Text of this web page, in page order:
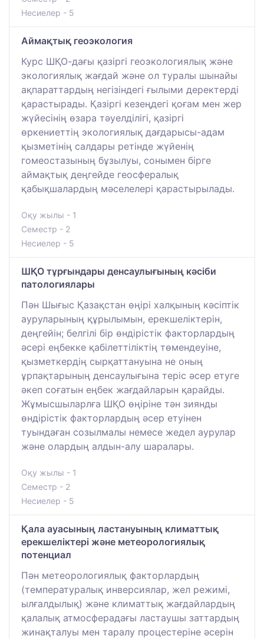
Несиелер - 5
Аймақтық геоэкология
Курс ШҚО-дағы қазіргі геоэкологиялық және
экологиялық жағдай және ол туралы шынайы
ақпараттардың негізіндегі ғылыми деректерді
қарастырады. Қазіргі кезеңдегі қоғам мен жер
жүйесінің өзара тәуелділігі, қазіргі
өркениеттің экологиялық дағдарысы-адам
қызметінің салдары ретінде жүйенің
гомеостазының бұзылуы, сонымен бірге
аймақтық деңгейде геосфералық
қабықшалардың мәселелері қарастырылады.
Оқу жылы - 1
Семестр - 2
Несиелер - 5
ШҚО тұрғындары денсаулығының кәсіби
патологиялары
Пән Шығыс Қазақстан өңірі халқының кәсіптік
ауруларының құрылымын, ерекшеліктерін,
деңгейін; белгілі бір өндірістік факторлардың
әсері еңбекке қабілеттіліктің төмендеуіне,
қызметкердің сырқаттануына не оның
ұрпақтарының денсаулығына теріс әсер етуге
әкеп соғатын еңбек жағдайларын қарайды.
Жұмысшыларлға ШҚО өңіріне тән зиянды
өндірістік факторлардың әсер етуінен
туындаған созылмалы немесе жедел аурулар
және олардың алдын-алу шаралары.
Оқу жылы - 1
Семестр - 2
Несиелер - 5
Қала ауасының ластануының климаттық
ерекшеліктері және метеорологиялық
потенциал
Пән метеорологиялық факторлардың
(температуралық инверсиялар, жел режимі,
ылғалдылық) және климаттық жағдайлардың
қалалық атмосферадағы ластаушы заттардың
жинақталуы мен таралу процестеріне әсерін